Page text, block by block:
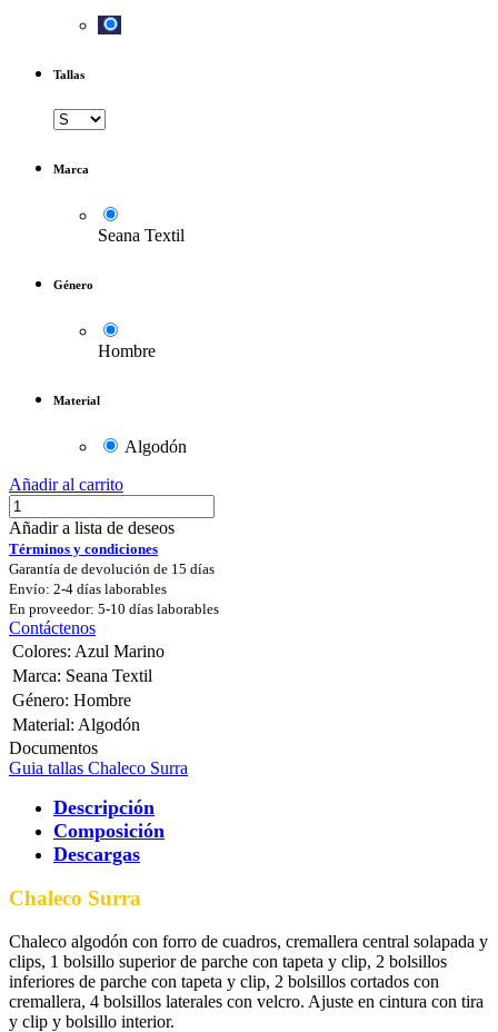
Tallas
Marca
Seana Textil
Género
Hombre
Material
Algodón
Añadir al carrito
Añadir a lista de deseos
Términos y condiciones
Garantía de devolución de 15 días
Envío: 2-4 días laborables
En proveedor: 5-10 días laborables
Contáctenos
Colores: Azul Marino
Marca: Seana Textil
Género: Hombre
Material: Algodón
Documentos
Guia tallas Chaleco Surra
Descripción
Composición
Descargas
Chaleco Surra
Chaleco algodón con forro de cuadros, cremallera central solapada y
clips, 1 bolsillo superior de parche con tapeta y clip, 2 bolsillos
inferiores de parche con tapeta y clip, 2 bolsillos cortados con
cremallera, 4 bolsillos laterales con velcro. Ajuste en cintura con tira
y clip y bolsillo interior.